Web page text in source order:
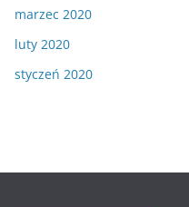
marzec 2020
luty 2020
styczeń 2020